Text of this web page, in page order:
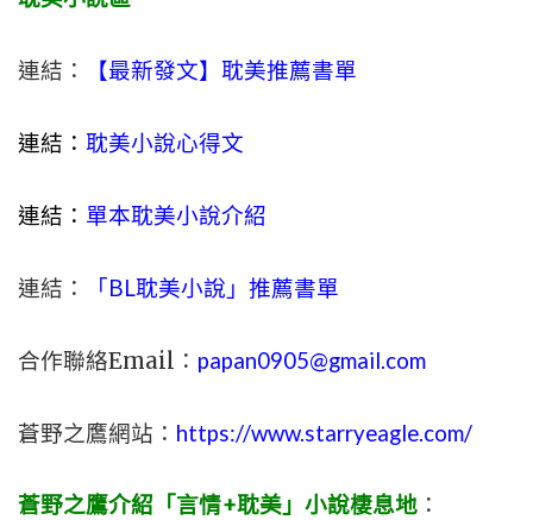
連結： 【最新發文】耽美推薦書單
連結： 耽美小說心得文
連結： 單本耽美小說介紹
連結： 「BL耽美小說」推薦書單
合作聯絡Email： papan0905@gmail.com
蒼野之鷹網站： https://www.starryeagle.com/
蒼野之鷹介紹「言情+耽美」小說棲息地 ：